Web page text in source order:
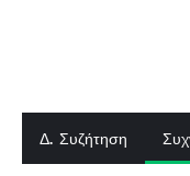
Δ. Συζήτηση